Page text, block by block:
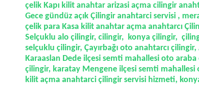
çelik Kapı kilit anahtar arizasi açma cilingir
Gece gündüz açık Çilingir anahtarci servisi ,
çelik para Kasa kilit anahtar açma anahtarcı
Selçuklu alo çilingir, cilingir, konya çilingir,
selçuklu çilingir, Çayırbağı oto anahtarcı
Karaaslan Dede ilçesi semti mahallesi oto
çilingir, karatay Mengene ilçesi semti
kilit açma anahtarci çilingir servisi hizmeti,